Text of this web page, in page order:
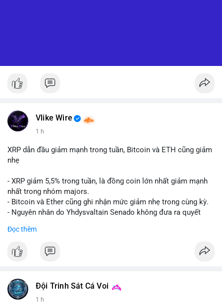
Vlike Wire
1 h
XRP dẫn đầu giảm mạnh trong tuần, Bitcoin và ETH cũng giảm
nhẹ
- XRP giảm 5,5% trong tuần, là đồng coin lớn nhất giảm mạnh
nhất trong nhóm majors.
- Bitcoin và Ether cũng ghi nhận mức giảm nhẹ trong cùng kỳ.
- Nguyên nhân do Yhdysvaltain Senado không đưa ra quyết
hè, đẩy việc thảo luận sang tháng 9.
XRP và Ripple, ảnh hưởng đến tâm lý nhà đầu tư.
#ripple
Đọc thêm
Đội Trinh Sát Cá Voi
1 h